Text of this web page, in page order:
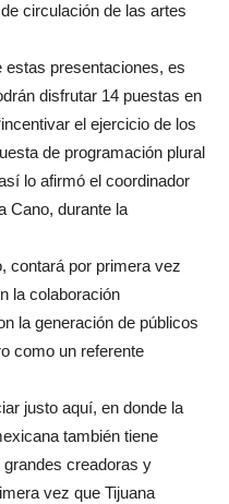
circulación de las artes
estas presentaciones, es
disfrutar 14 puestas en
el ejercicio de los
de programación plural
lo afirmó el coordinador
Cano, durante la
contará por primera vez
la colaboración
la generación de públicos
como un referente
justo aquí, en donde la
también tiene
creadoras y
vez que Tijuana